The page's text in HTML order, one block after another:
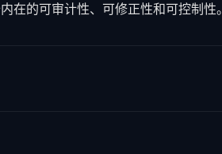
在的可审计性、可修正性和可控制性。